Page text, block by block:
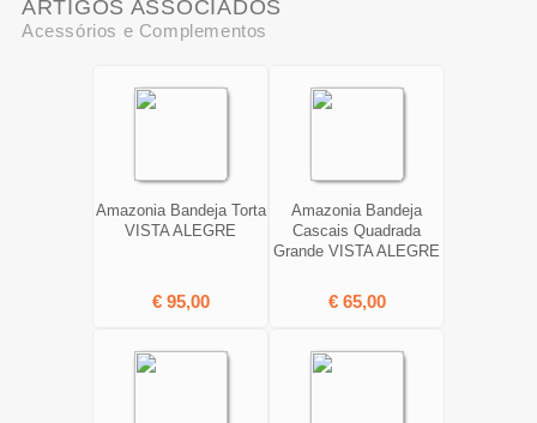
ARTIGOS ASSOCIADOS
Acessórios e Complementos
Amazonia Bandeja Torta
VISTA ALEGRE
€ 95,00
Amazonia Bandeja
Cascais Quadrada
Grande VISTA ALEGRE
€ 65,00